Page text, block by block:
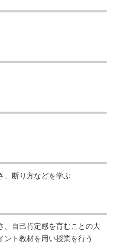
、断り方などを学ぶ
、自己肯定感を育むことの大
ント教材を用い授業を行う